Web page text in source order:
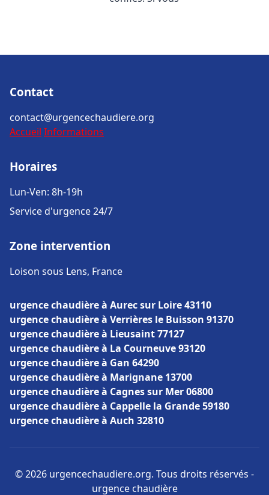
Contact
contact@urgencechaudiere.org
Accueil Informations
Horaires
Lun-Ven: 8h-19h
Service d'urgence 24/7
Zone intervention
Loison sous Lens, France
urgence chaudière à Aurec sur Loire 43110
urgence chaudière à Verrières le Buisson 91370
urgence chaudière à Lieusaint 77127
urgence chaudière à La Courneuve 93120
urgence chaudière à Gan 64290
urgence chaudière à Marignane 13700
urgence chaudière à Cagnes sur Mer 06800
urgence chaudière à Cappelle la Grande 59180
urgence chaudière à Auch 32810
© 2026 urgencechaudiere.org. Tous droits réservés -
urgence chaudière